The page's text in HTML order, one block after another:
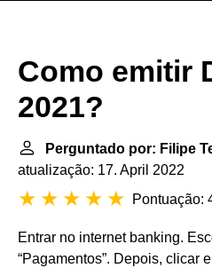
Como emitir
2021?
Perguntado por: Filipe
atualização: 17. April 2022
Pontuação:
Entrar no internet banking.
“Pagamentos”. Depois, clicar